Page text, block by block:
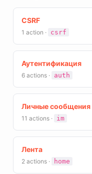
CSRF
1 action · csrf
Аутентификация
6 actions · auth
Личные сообщения
11 actions · im
Лента
2 actions · home